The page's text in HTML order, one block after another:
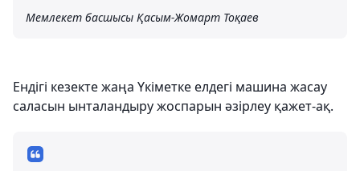
Мемлекет басшысы Қасым-Жомарт Тоқаев
Ендігі кезекте жаңа Үкіметке елдегі машина жасау
саласын ынталандыру жоспарын әзірлеу қажет-ақ.